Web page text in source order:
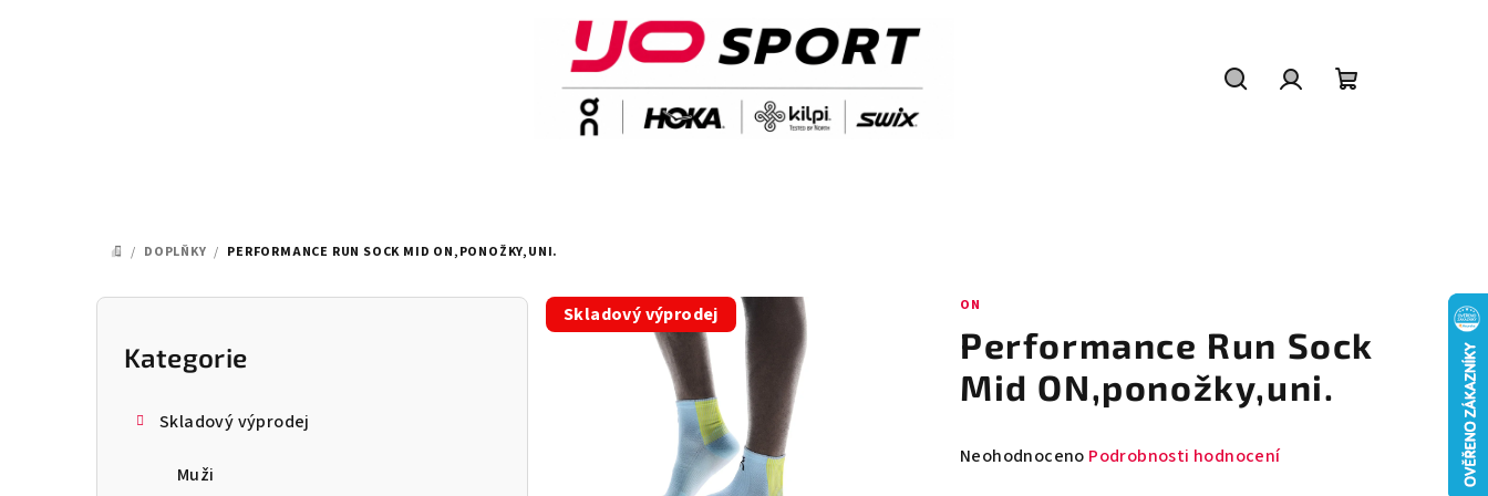
DOMŮ
/ DOPLŇKY / PERFORMANCE RUN SOCK MID ON,PONOŽKY,UNI.
P
Přeskočit
kategorie
Kategorie
Skladový výprodej
Muži
ON
Performance Run Sock
Mid ON,ponožky,uni.
Průměrné
Neohodnoceno Podrobnosti hodnocení
Skladový výprodej